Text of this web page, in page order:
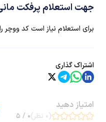
جهت استعلام پرفکت
برای استعلام نیاز است کد ووچر
اشتراک گذاری
امتیاز دهید
(۰ نظر) ۰ / ۵